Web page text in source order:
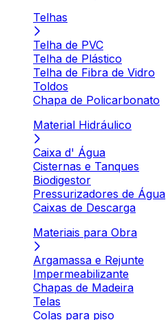
Telhas
Telha de PVC
Telha de Plástico
Telha de Fibra de Vidro
Toldos
Chapa de Policarbonato
Material Hidráulico
Caixa d' Água
Cisternas e Tanques
Biodigestor
Pressurizadores de Água
Caixas de Descarga
Materiais para Obra
Argamassa e Rejunte
Impermeabilizante
Chapas de Madeira
Telas
Colas para piso